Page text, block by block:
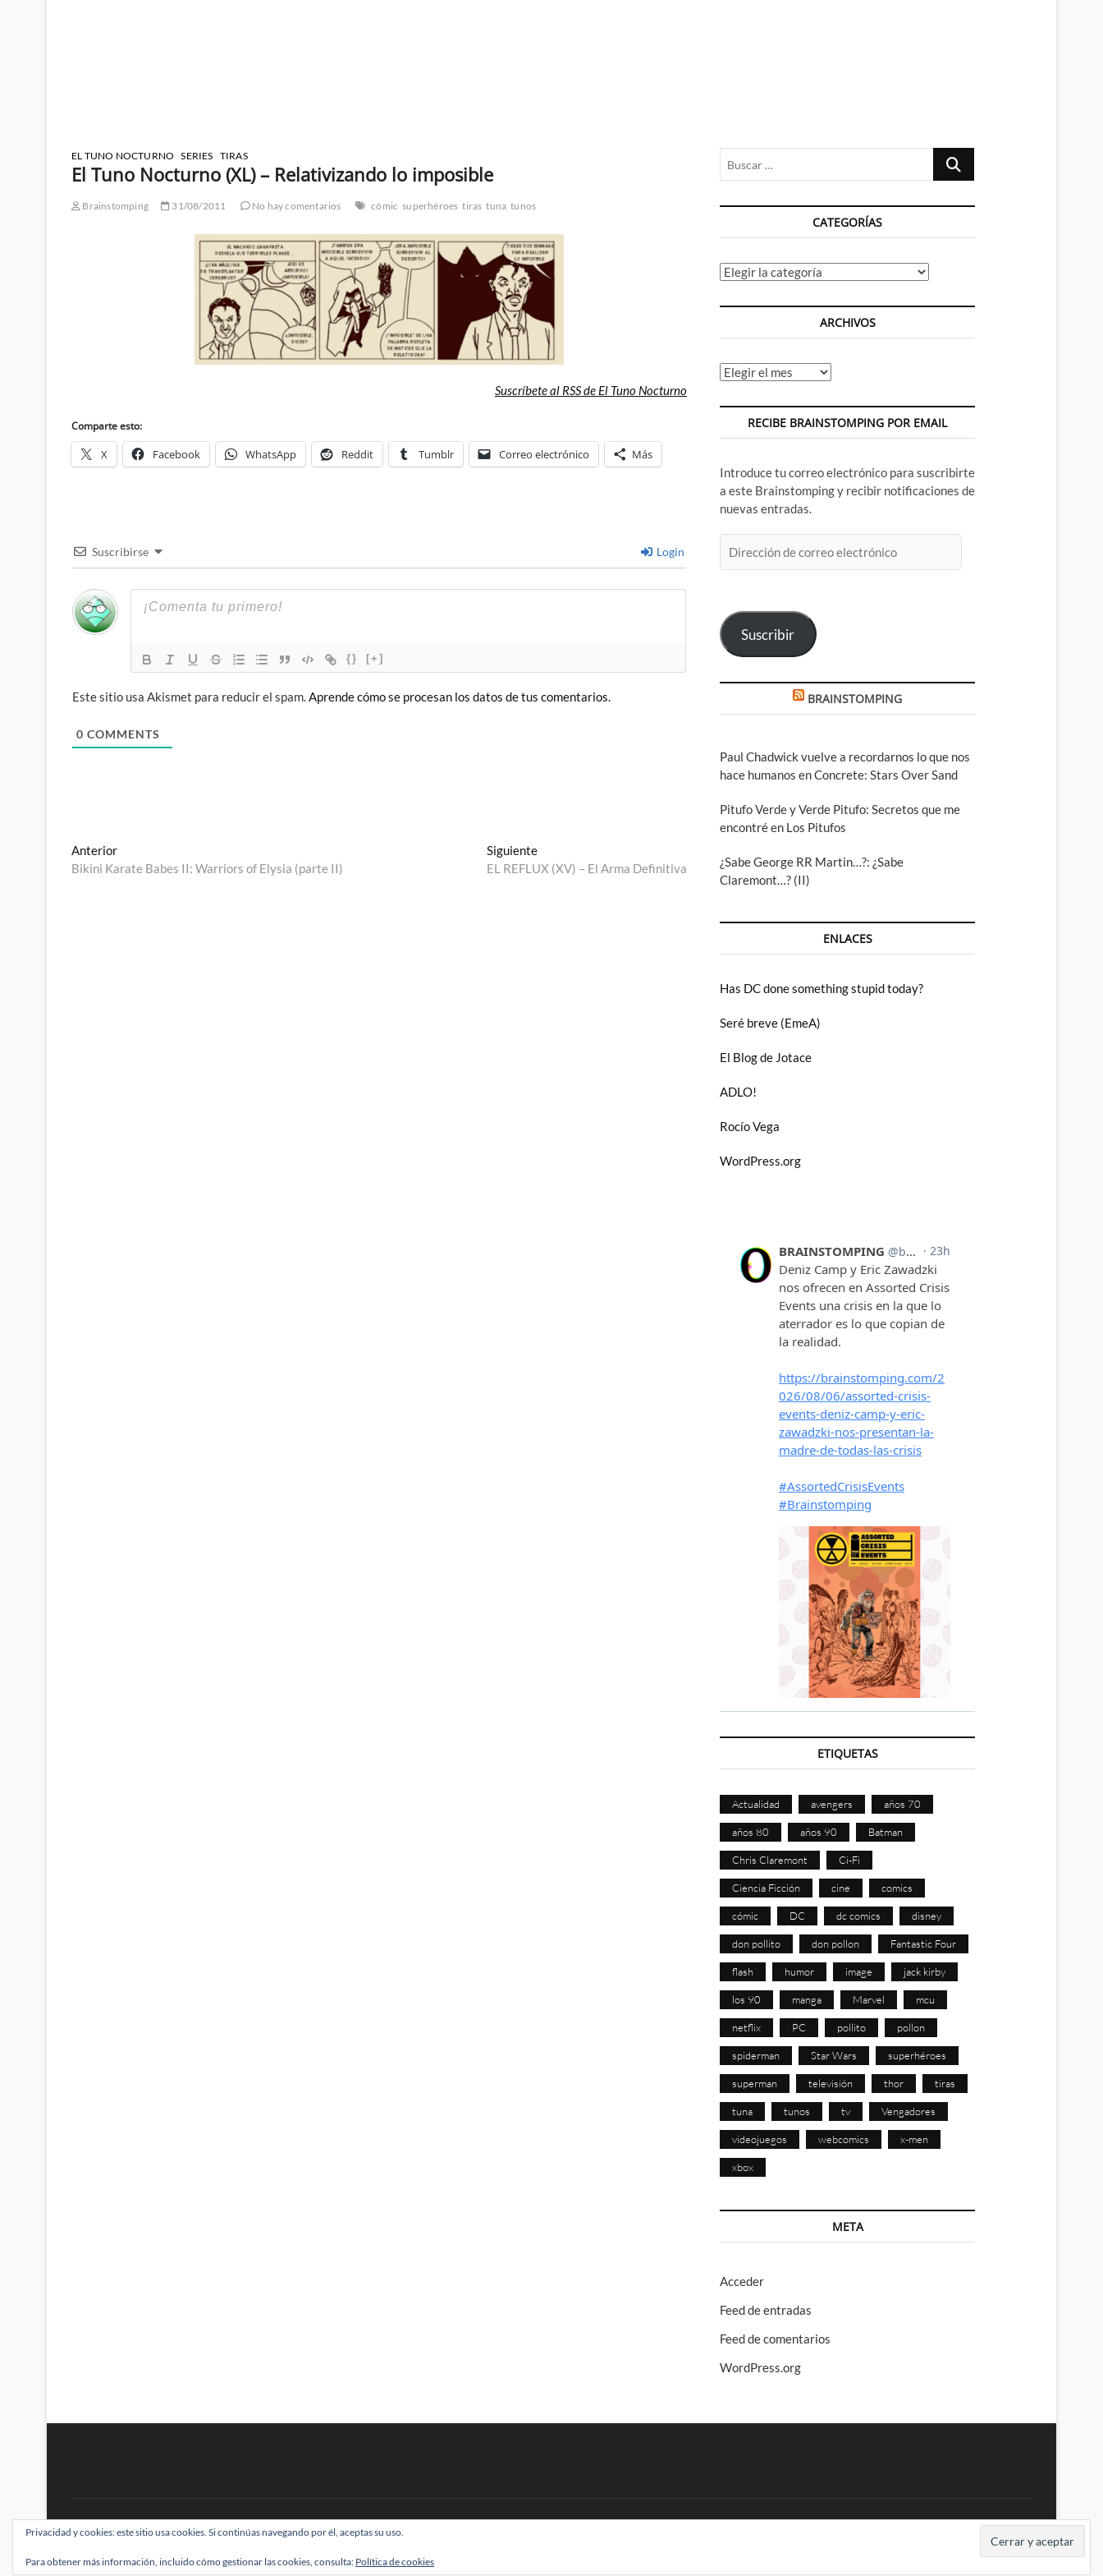
EL TUNO NOCTURNO SERIES TIRAS
El Tuno Nocturno (XL) – Relativizando lo imposible
Brainstomping 31/08/2011 No hay comentarios cómic superhéroes tiras tuna tunos
Suscríbete al RSS de El Tuno Nocturno
Comparte esto:
X Facebook WhatsApp Reddit Tumblr Correo electrónico Más
Suscribirse Login
{} [+]
Este sitio usa Akismet para reducir el spam.Aprende cómo se procesan los datos de tus comentarios.
0 COMMENTS
Navegación
de
AnteriorEntrada
anterior:
Bikini Karate Babes II: Warriors of Elysia (parte II)
SiguienteEntrada
siguiente:
EL REFLUX (XV) – El Arma Definitiva
Buscar
CATEGORÍAS
Categorías
ARCHIVOS
Archivos
RECIBE BRAINSTOMPING POR EMAIL
Introduce tu correo electrónico para suscribirte
a este Brainstomping y recibir notificaciones de
nuevas entradas.
de
Suscribir
BRAINSTOMPING
Paul Chadwick vuelve a recordarnos lo que nos
hace humanos en Concrete: Stars Over Sand
Pitufo Verde y Verde Pitufo: Secretos que me
encontré en Los Pitufos
¿Sabe George RR Martin…?: ¿Sabe
Claremont…? (II)
ENLACES
Has DC done something stupid today?
Seré breve (EmeA)
El Blog de Jotace
ADLO!
Rocío Vega
WordPress.org
ETIQUETAS
Actualidad avengers años 70
años 80 años 90 Batman
Chris Claremont Ci-Fi
Ciencia Ficción cine comics
cómic DC dc comics disney
don pollito don pollon Fantastic Four
flash humor image jack kirby
los 90 manga Marvel mcu
netflix PC pollito pollon
spiderman Star Wars superhéroes
superman televisión thor tiras
tuna tunos tv Vengadores
videojuegos webcomics x-men
xbox
META
Acceder
Feed de entradas
Feed de comentarios
WordPress.org
BRAINSTOMPING| Diseñado por:Theme Freesia|WordPress| © Todos los derechos reservados
Privacidad y cookies: este sitio usa cookies. Si continúas navegando por él, aceptas su uso.
Para obtener más información, incluido cómo gestionar las cookies, consulta: Política de cookies